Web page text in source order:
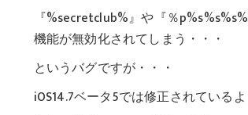
『%secretclub%』や『％
機能が無効化されてしまう・・・
というバグですが・・・
iOS14.7ベータ5では修正されている